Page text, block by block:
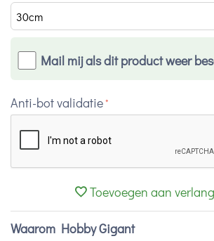
Mail mij als dit product weer
Anti-bot validatie
Toevoegen aan
Waarom Hobby Gigant